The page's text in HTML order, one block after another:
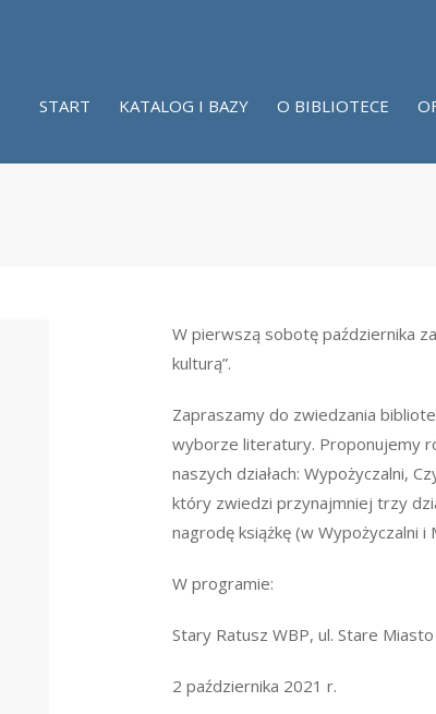
START KATALOG I BAZY O BIBLIOTECE
W pierwszą sobotę października
kulturą”.
Zapraszamy do zwiedzania
wyborze literatury. Proponujemy
naszych działach: Wypożyczalni,
który zwiedzi przynajmniej trzy
nagrodę książkę (w Wypożyczalni i
W programie:
Stary Ratusz WBP, ul. Stare
2 października 2021 r.